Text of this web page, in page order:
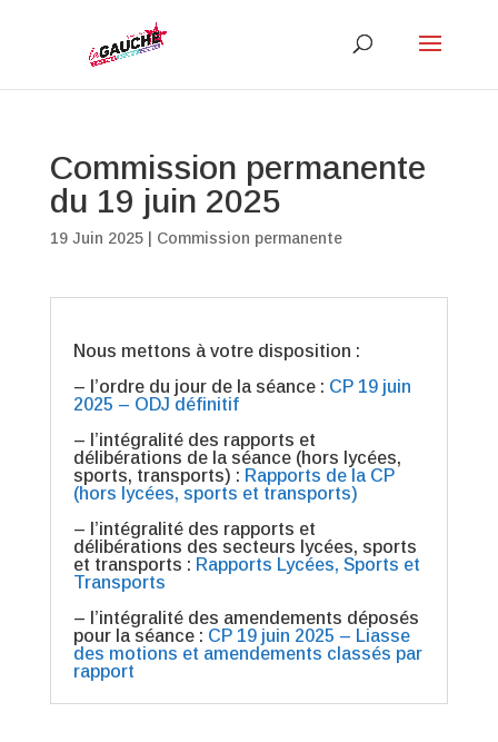
Commission permanente
du 19 juin 2025
19 Juin 2025| Commission permanente
Nous mettons à votre disposition :
– l’ordre du jour de la séance : CP 19 juin
2025 – ODJ définitif
– l’intégralité des rapports et
délibérations de la séance (hors lycées,
sports, transports) : Rapports de la CP
(hors lycées, sports et transports)
– l’intégralité des rapports et
délibérations des secteurs lycées, sports
et transports : Rapports Lycées, Sports et
Transports
– l’intégralité des amendements déposés
pour la séance : CP 19 juin 2025 – Liasse
des motions et amendements classés par
rapport